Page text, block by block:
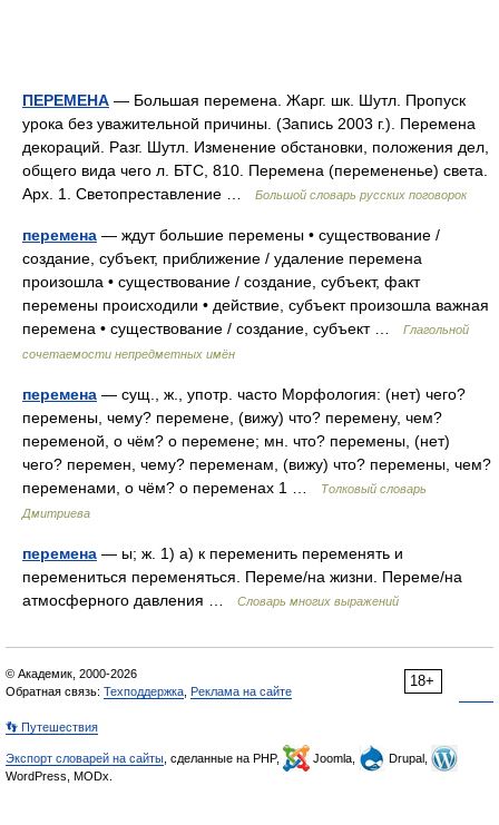
ПЕРЕМЕНА — Большая перемена. Жарг. шк. Шутл. Пропуск
урока без уважительной причины. (Запись 2003 г.). Перемена
декораций. Разг. Шутл. Изменение обстановки, положения дел,
общего вида чего л. БТС, 810. Перемена (перемененье) света.
Арх. 1. Светопреставление …
Большой словарь русских поговорок
перемена — ждут большие перемены • существование /
создание, субъект, приближение / удаление перемена
произошла • существование / создание, субъект, факт
перемены происходили • действие, субъект произошла важная
перемена • существование / создание, субъект …
Глагольной
сочетаемости непредметных имён
перемена — сущ., ж., употр. часто Морфология: (нет) чего?
перемены, чему? перемене, (вижу) что? перемену, чем?
переменой, о чём? о перемене; мн. что? перемены, (нет)
чего? перемен, чему? переменам, (вижу) что? перемены, чем?
переменами, о чём? о переменах 1 …
Толковый словарь
Дмитриева
перемена — ы; ж. 1) а) к переменить переменять и
перемениться переменяться. Переме/на жизни. Переме/на
атмосферного давления …
Словарь многих выражений
18+
© Академик, 2000-2026
Обратная связь: Техподдержка Реклама на сайте
👣 Путешествия
Экспорт словарей на сайты , сделанные на PHP, Joomla,
Drupal,
WordPress, MODx.